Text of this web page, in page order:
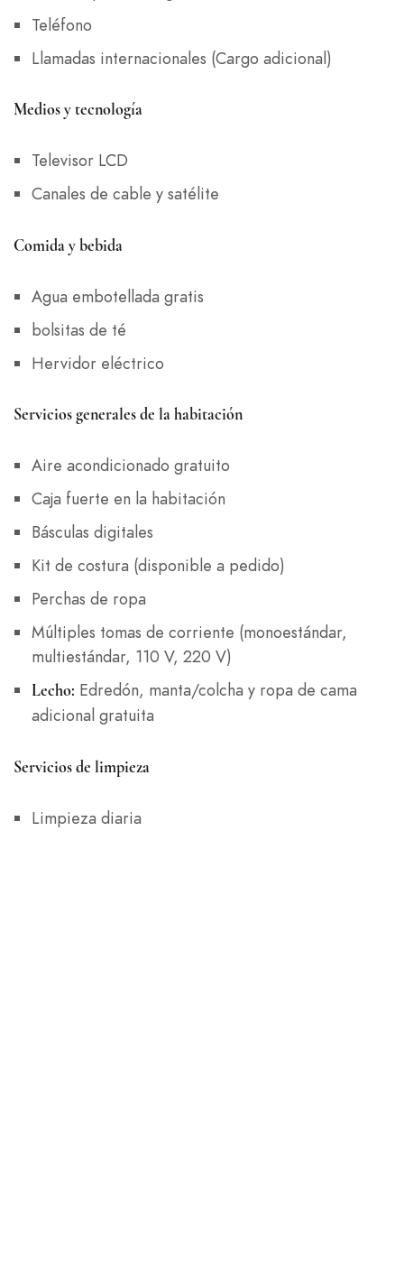
Teléfono
Llamadas internacionales (Cargo adicional)
Medios y tecnología
Televisor LCD
Canales de cable y satélite
Comida y bebida
Agua embotellada gratis
bolsitas de té
Hervidor eléctrico
Servicios generales de la habitación
Aire acondicionado gratuito
Caja fuerte en la habitación
Básculas digitales
Kit de costura (disponible a pedido)
Perchas de ropa
Múltiples tomas de corriente (monoestándar,
multiestándar, 110 V, 220 V)
Lecho: Edredón, manta/colcha y ropa de cama
adicional gratuita
Servicios de limpieza
Limpieza diaria